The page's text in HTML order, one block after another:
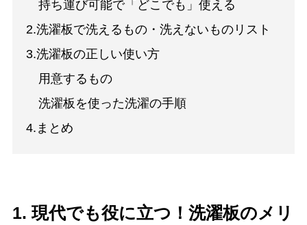
持ち運び可能で「どこでも」使える
2.洗濯板で洗えるもの・洗えないものリスト
3.洗濯板の正しい使い方
用意するもの
洗濯板を使った洗濯の手順
4.まとめ
1. 現代でも役に立つ！洗濯板のメリ